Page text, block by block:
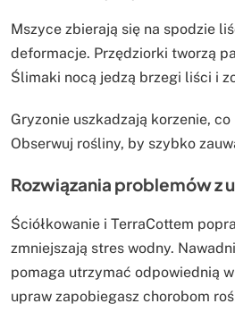
Mszyce zbierają się na spodzie
deformacje. Przędziorki tworzą
Ślimaki nocą jedzą brzegi liści i
Gryzonie uszkadzają korzenie,
Obserwuj rośliny, by szybko
Rozwiązania problemów z
Ściółkowanie i TerraCottem
zmniejszają stres wodny.
pomaga utrzymać odpowiednią
upraw zapobiegasz chorobom